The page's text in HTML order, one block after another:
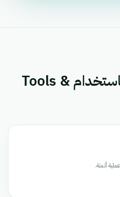
ما يمكنك أتمتته باستخدام Tools &